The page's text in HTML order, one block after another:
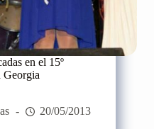
en el 15º
Georgia
20/05/2013